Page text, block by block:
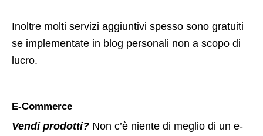
Inoltre molti servizi aggiuntivi spesso sono gratuiti
se implementate in blog personali non a scopo di
lucro.
E-Commerce
Vendi prodotti? Non c’è niente di meglio di un e-